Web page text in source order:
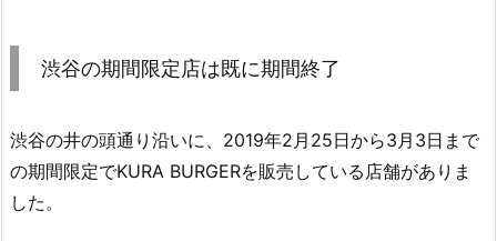
渋谷の期間限定店は既に期間終了
渋谷の井の頭通り沿いに、2019年2月25日から3月3日まで
の期間限定でKURA BURGERを販売している店舗がありま
した。